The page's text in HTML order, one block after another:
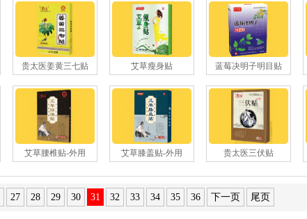
贵太医姜黄三七贴 艾草瘦身贴 蓝莓决明子明目贴
艾草腰椎贴-外用 艾草膝盖贴-外用 贵太医三伏贴
27 28 29 30 31 32 33 34 35 36 下一页 尾页